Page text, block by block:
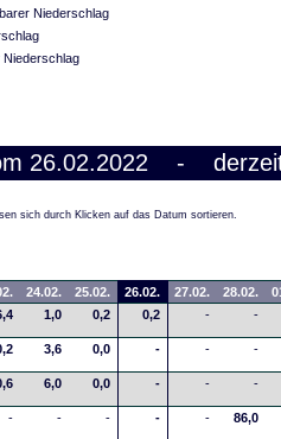
Niederschlag
Niederschlag
26.02.2022 -
sich durch Klicken auf das Datum sortieren.
24.02. 25.02. 26.02. 27.02. 28.02.
1,0 0,2 0,2 - -
3,6 0,0 - - -
6,0 0,0 - - -
- - - - - 86,0